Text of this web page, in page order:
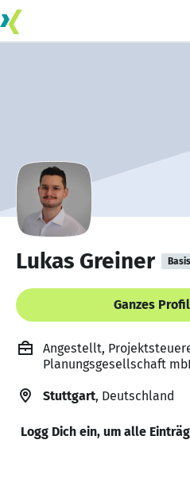
Lukas Greiner Basis
Ganzes
Angestellt,
Planungsgesellschaft
Stuttgart, Deutschland
Logg Dich ein, um alle